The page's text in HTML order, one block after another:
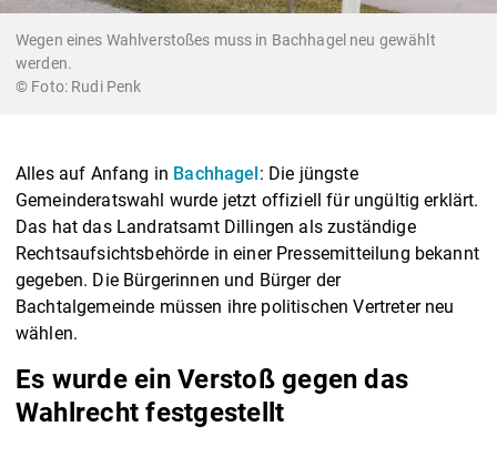
Wegen eines Wahlverstoßes muss in Bachhagel neu gewählt
werden.
Rudi Penk
Alles auf Anfang in Bachhagel: Die jüngste
Gemeinderatswahl wurde jetzt offiziell für ungültig erklärt.
Das hat das Landratsamt Dillingen als zuständige
Rechtsaufsichtsbehörde in einer Pressemitteilung bekannt
gegeben. Die Bürgerinnen und Bürger der
Bachtalgemeinde müssen ihre politischen Vertreter neu
wählen.
Es wurde ein Verstoß gegen das
Wahlrecht festgestellt